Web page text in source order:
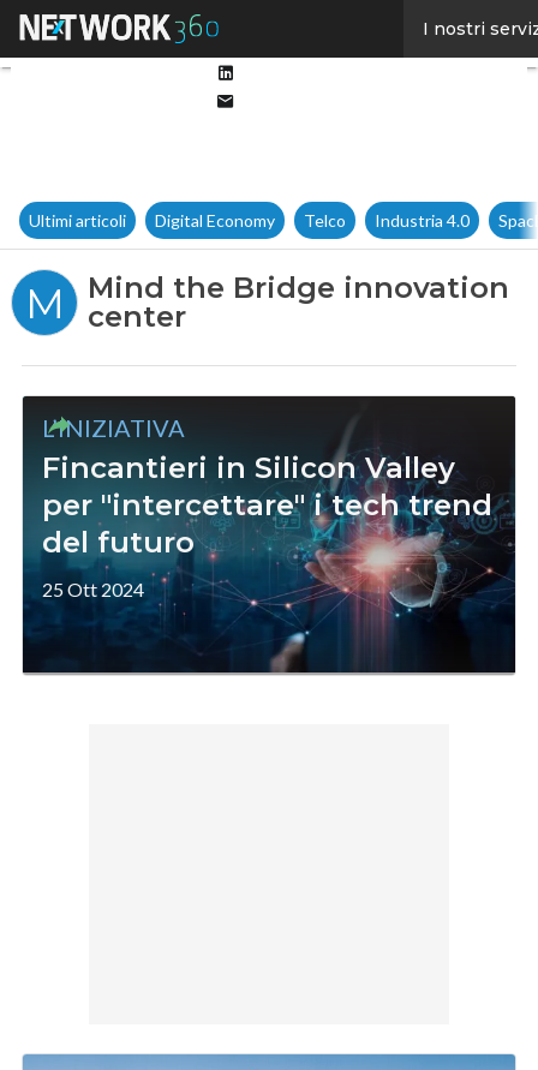
I nostri
Ultimi articoli Digital Economy Telco Industria 4.0
M
Mind the Bridge innovation
center
L’INIZIATIVA
Fincantieri in Silicon Valley
per "intercettare" i tech trend
del futuro
25 Ott 2024